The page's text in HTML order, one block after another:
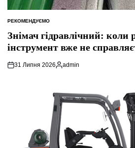
ОПУБЛІКУВАТИ
РЕКОМЕНДУЄМО
Знімач гідравлічний: коли
інструмент вже не
31 Липня 2026
Опубліковано
admin